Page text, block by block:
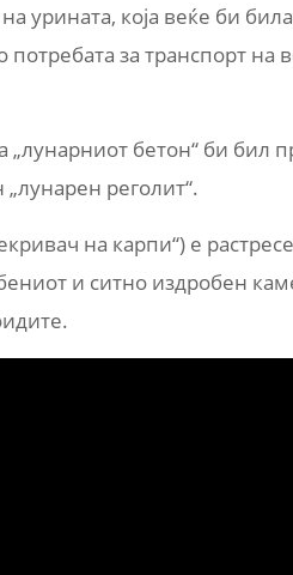
урината, која веќе би
потребата за транспорт
„лунарниот бетон“ би бил
реголит“.
на карпи“) е
и ситно издробен